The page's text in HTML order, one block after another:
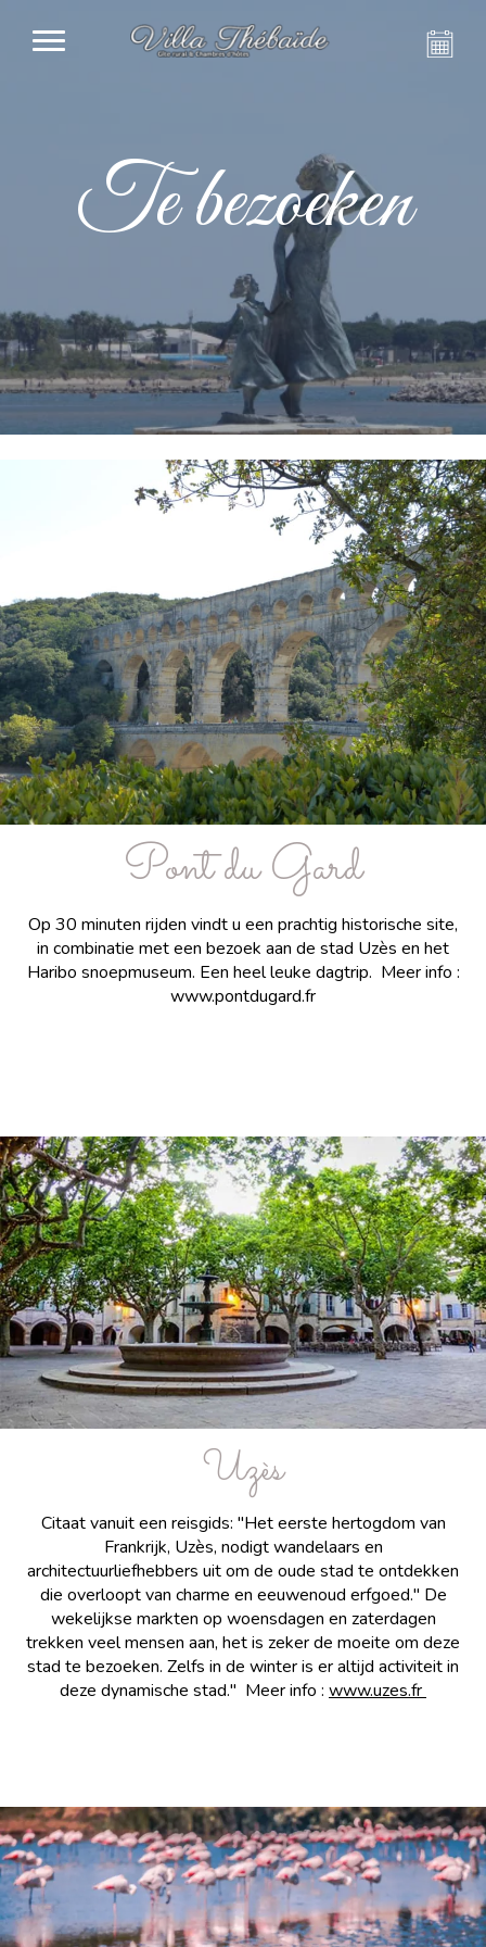
Te bezoeken
Pont du Gard
Op 30 minuten rijden vindt u een prachtig historische site,
in combinatie met een bezoek aan de stad Uzès en het
Haribo snoepmuseum. Een heel leuke dagtrip. Meer info :
www.pontdugard.fr
Uzès
Citaat vanuit een reisgids: "Het eerste hertogdom van
Frankrijk, Uzès, nodigt wandelaars en
architectuurliefhebbers uit om de oude stad te ontdekken
die overloopt van charme en eeuwenoud erfgoed." De
wekelijkse markten op woensdagen en zaterdagen
trekken veel mensen aan, het is zeker de moeite om deze
stad te bezoeken. Zelfs in de winter is er altijd activiteit in
deze dynamische stad." Meer info : www.uzes.fr